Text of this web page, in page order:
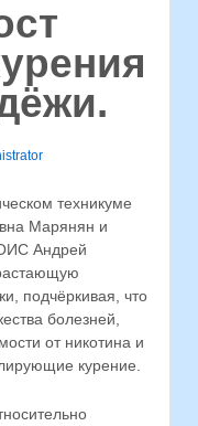
техникуме
Марянян и
Андрей
подчёркивая, что
болезней,
от никотина и
курение.